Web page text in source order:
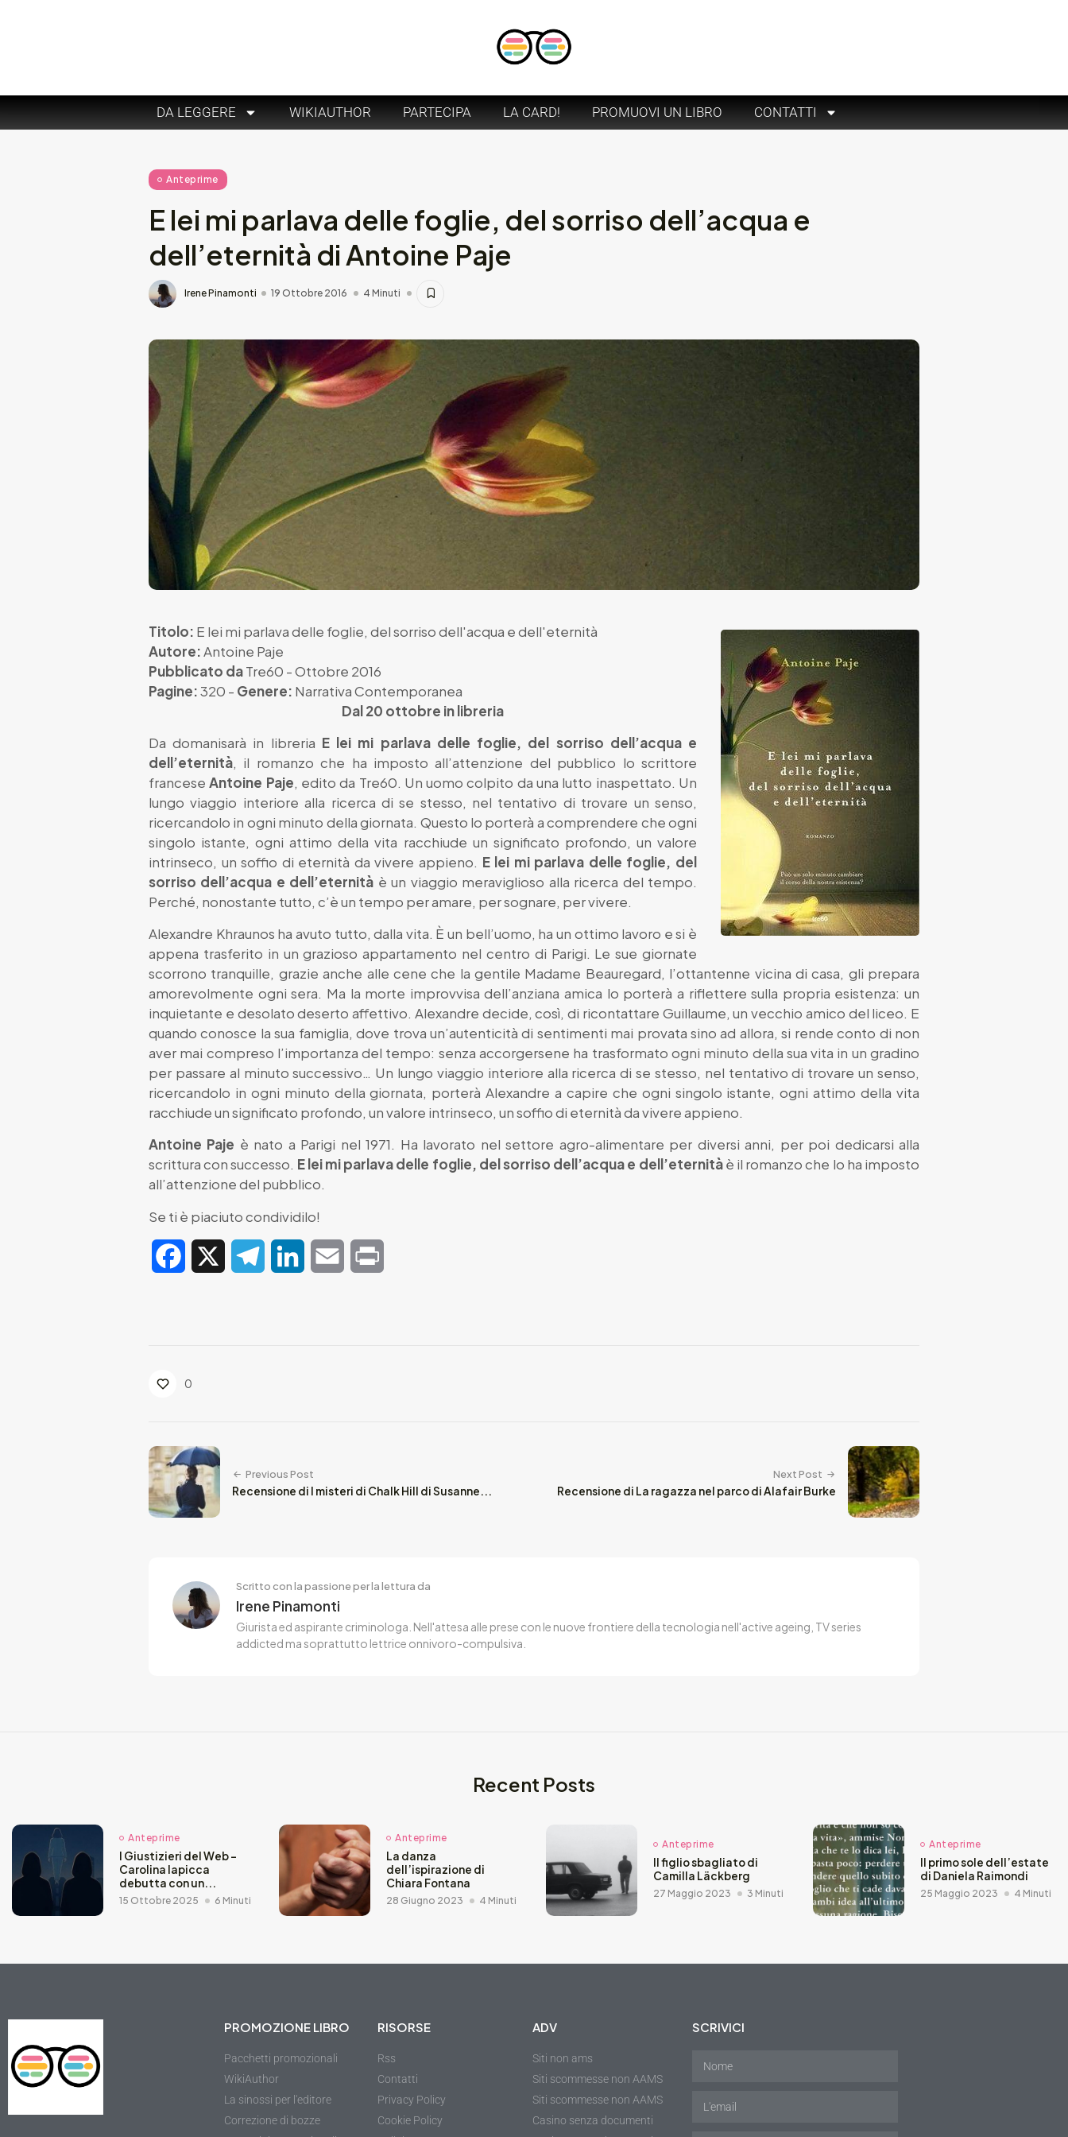
DA LEGGERE WIKIAUTHOR PARTECIPA LA CARD! PROMUOVI UN LIBRO CONTATTI
Anteprime
E lei mi parlava delle foglie, del sorriso dell’acqua e
dell’eternità di Antoine Paje
Irene Pinamonti 19 Ottobre 2016 4 Minuti
Titolo: E lei mi parlava delle foglie, del sorriso dell'acqua e dell'eternità
Autore:Antoine Paje
Pubblicato daTre60 - Ottobre 2016
Pagine:320 - Genere: Narrativa Contemporanea
Dal 20 ottobre in libreria
Da domanisarà in libreria E lei mi parlava delle foglie, del sorriso dell’acqua e
dell’eternità, il romanzo che ha imposto all’attenzione del pubblico lo scrittore
franceseAntoine Paje, edito da Tre60. Un uomo colpito da una lutto inaspettato. Un
lungo viaggio interiore alla ricerca di se stesso, nel tentativo di trovare un senso,
ricercandolo in ogni minuto della giornata. Questo lo porterà a comprendere che ogni
singolo istante, ogni attimo della vita racchiude un significato profondo, un valore
intrinseco, un soffio di eternità da vivere appieno. E lei mi parlava delle foglie, del
sorriso dell’acqua e dell’eternità è un viaggio meraviglioso alla ricerca del tempo.
Perché, nonostante tutto, c’è un tempo per amare, per sognare, per vivere.
Alexandre Khraunos ha avuto tutto, dalla vita. È un bell’uomo, ha un ottimo lavoro e si è
appena trasferito in un grazioso appartamento nel centro di Parigi. Le sue giornate
scorrono tranquille, grazie anche alle cene che la gentile Madame Beauregard, l’ottantenne vicina di casa, gli prepara
amorevolmente ogni sera. Ma la morte improvvisa dell’anziana amica lo porterà a riflettere sulla propria esistenza: un
inquietante e desolato deserto affettivo. Alexandre decide, così, di ricontattare Guillaume, un vecchio amico del liceo. E
quando conosce la sua famiglia, dove trova un’autenticità di sentimenti mai provata sino ad allora, si rende conto di non
aver mai compreso l’importanza del tempo: senza accorgersene ha trasformato ogni minuto della sua vita in un gradino
per passare al minuto successivo… Un lungo viaggio interiore alla ricerca di se stesso, nel tentativo di trovare un senso,
ricercandolo in ogni minuto della giornata, porterà Alexandre a capire che ogni singolo istante, ogni attimo della vita
racchiude un significato profondo, un valore intrinseco, un soffio di eternità da vivere appieno.
Antoine Paje è nato a Parigi nel 1971. Ha lavorato nel settore agro-alimentare per diversi anni, per poi dedicarsi alla
scrittura con successo. E lei mi parlava delle foglie, del sorriso dell’acqua e dell’eternitàè il romanzo che lo ha imposto
all’attenzione del pubblico.
Se ti è piaciuto condividilo!
Facebook TelegramLinkedIn Email
0
Previous Post
Recensione di I misteri di Chalk Hill di Susanne...
Next Post
Recensione di La ragazza nel parco di Alafair Burke
Scritto con la passione per la lettura da
Irene Pinamonti
Giurista ed aspirante criminologa. Nell'attesa alle prese con le nuove frontiere della tecnologia nell'active ageing, TV series
addicted ma soprattutto lettrice onnivoro-compulsiva.
Recent Posts
Anteprime
I Giustizieri del Web –
Carolina Iapicca
debutta con un...
15 Ottobre 2025 6 Minuti
Anteprime
La danza
dell’ispirazione di
Chiara Fontana
28 Giugno 2023 4 Minuti
Anteprime
Il figlio sbagliato di
Camilla Läckberg
27 Maggio 2023 3 Minuti
Anteprime
Il primo sole dell’estate
di Daniela Raimondi
25 Maggio 2023 4 Minuti
PROMOZIONE LIBRO
Pacchetti promozionali
WikiAuthor
La sinossi per l'editore
Correzione di bozze
RISORSE
Rss
Contatti
Privacy Policy
Cookie Policy
ADV
Siti non ams
Siti scommesse non AAMS
Siti scommesse non AAMS
Casino senza documenti
SCRIVICI